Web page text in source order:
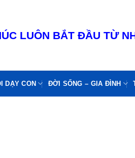
LUÔN BẮT ĐẦU TỪ
DẠY CON ĐỜI SỐNG – GIA ĐÌNH